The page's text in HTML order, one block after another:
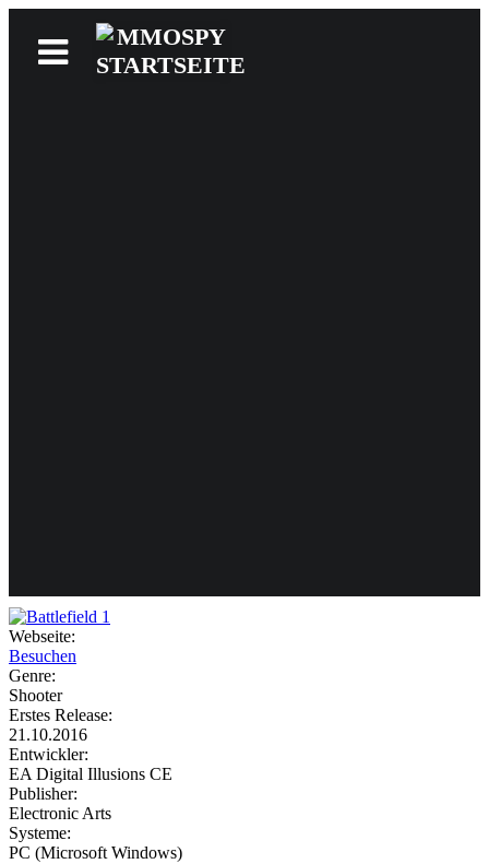
Webseite:
Besuchen
Genre:
Shooter
Erstes Release:
21.10.2016
Entwickler:
EA Digital Illusions CE
Publisher:
Electronic Arts
Systeme:
PC (Microsoft Windows)